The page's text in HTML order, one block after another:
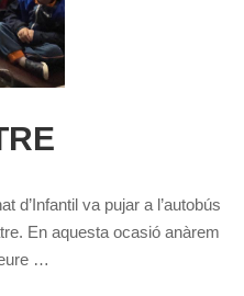
d’Infantil va pujar a l’autobús
En aquesta ocasió anàrem
…